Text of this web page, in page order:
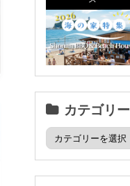
カテゴリー